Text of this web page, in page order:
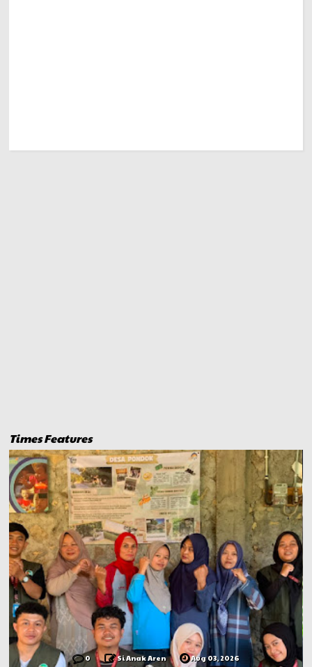
Times Features
0 Si Anak Aren Jul 17, 2026